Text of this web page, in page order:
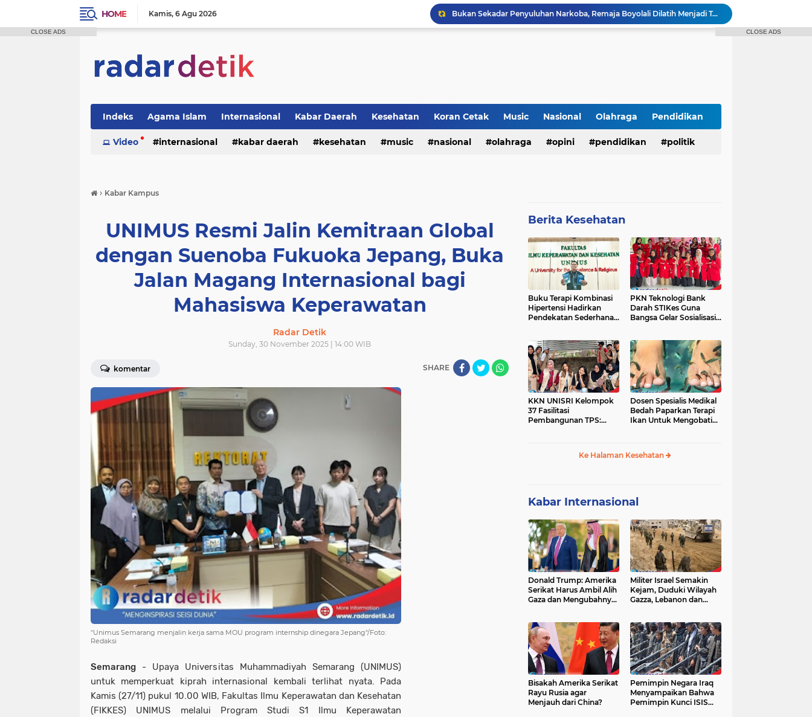
HOME Kamis 6 Agu 2026
Mahasiswa Keperawatan UNIMUS Semarang Luncurkan SLEEP-7, Model Keperawatan Digital Hibrida Berbasis Riset untuk Tingkatkan Kualitas Tidur Pasien Hipertensi
Pekarangan Sempit Jadi Lumbung Pangan, Dosen UNJAYA Dorong Perempuan Bangun Ketahanan Pangan Keluarga Lewat Vertikultur
Kultum Ramadhan : Agar Tidak Masuk Neraka Sebelum Mati
Pembukaan KKN Kolaboratif Tahun 2026 di Desa Bantaragung: Wujud Sinergi Perguruan Tinggi dalam Pemberdayaan Masyarakat
Indeks Agama Islam Internasional Kabar Daerah Kesehatan Koran Cetak Music Nasional Olahraga Pendidikan
Politik Tutorial
Video internasional kabar daerah kesehatan music nasional olahraga opini pendidikan politik
› Kabar Kampus
UNIMUS Resmi Jalin Kemitraan Global
dengan Suenoba Fukuoka Jepang, Buka
Jalan Magang Internasional bagi
Mahasiswa Keperawatan
Radar Detik
Sunday, 30 November 2025 | 14:00 WIB
komentar SHARE
"Unimus Semarang menjalin kerja sama MOU program internship dinegara Jepang"/Foto:
Redaksi
Semarang - Upaya Universitas Muhammadiyah Semarang (UNIMUS)
untuk memperkuat kiprah internasional kembali terlihat nyata. Pada
Kamis (27/11) pukul 10.00 WIB, Fakultas Ilmu Keperawatan dan Kesehatan
(FIKKES) UNIMUS melalui Program Studi S1 Ilmu Keperawatan
Berita Kesehatan
Buku Terapi Kombinasi
Hipertensi Hadirkan
Pendekatan Sederhana
PKN Teknologi Bank
Darah STIKes Guna
Bangsa Gelar Sosialisasi
Warga Dusun Petung
Kepuharjo,
Cangkringan, Sleman
KKN UNISRI Kelompok
37 Fasilitasi
Pembangunan TPS:
Pengelolaan Sampah
Dosen Spesialis Medikal
Bedah Paparkan Terapi
Ikan Untuk Mengobati
Ke Halaman Kesehatan
CLOSE ADS CLOSE ADS
Kabar Internasional
Donald Trump: Amerika
Serikat Harus Ambil Alih
Gaza dan Mengubahnya
Militer Israel Semakin
Kejam, Duduki Wilayah
Gazza, Lebanon dan
Bisakah Amerika Serikat
Rayu Rusia agar
Menjauh dari China?
Pemimpin Negara Iraq
Menyampaikan Bahwa
Pemimpin Kunci ISIS